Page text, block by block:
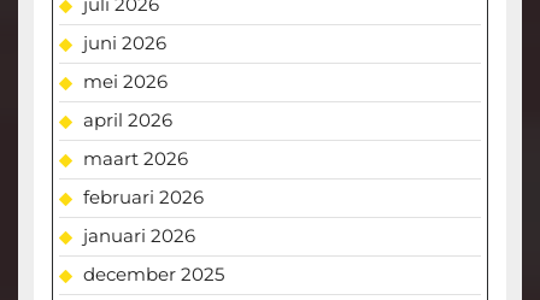
juli 2026
juni 2026
mei 2026
april 2026
maart 2026
februari 2026
januari 2026
december 2025